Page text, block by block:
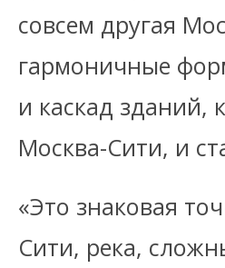
совсем другая
гармоничные
и каскад зданий,
Москва-Сити, и
«Это знаковая
Сити, река,